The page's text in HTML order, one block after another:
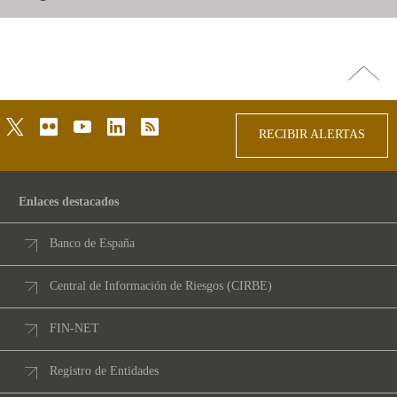
arriba
twitterflickr youtubelinkedinrss
RECIBIR ALERTAS
Enlaces destacados
Banco de España
Central de Información de Riesgos (CIRBE)
FIN-NET
Registro de Entidades